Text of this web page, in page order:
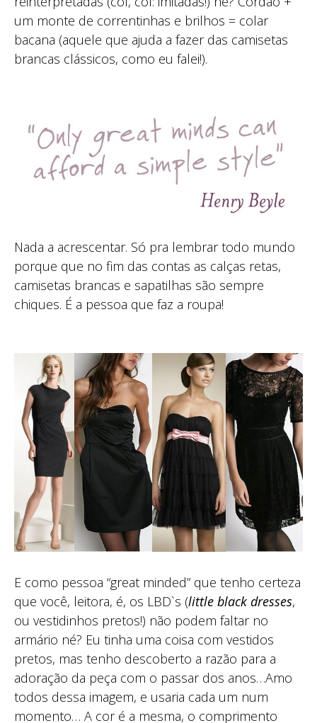
um monte de correntinhas e brilhos = colar
bacana (aquele que ajuda a fazer das camisetas
brancas clássicos, como eu falei!).
Nada a acrescentar. Só pra lembrar todo mundo
porque que no fim das contas as calças retas,
camisetas brancas e sapatilhas são sempre
chiques. É a pessoa que faz a roupa!
E como pessoa “great minded” que tenho certeza
que você, leitora, é, os LBD`s (little black dresses,
ou vestidinhos pretos!) não podem faltar no
armário né? Eu tinha uma coisa com vestidos
pretos, mas tenho descoberto a razão para a
adoração da peça com o passar dos anos…Amo
todos dessa imagem, e usaria cada um num
momento… A cor é a mesma, o comprimento